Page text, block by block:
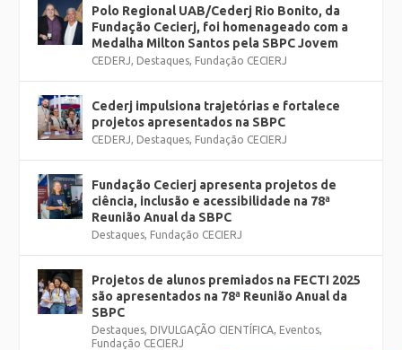
Polo Regional UAB/Cederj Rio Bonito, da
Fundação Cecierj, foi homenageado com a
Medalha Milton Santos pela SBPC Jovem
CEDERJ, Destaques, Fundação CECIERJ
Cederj impulsiona trajetórias e fortalece
projetos apresentados na SBPC
CEDERJ, Destaques, Fundação CECIERJ
Fundação Cecierj apresenta projetos de
ciência, inclusão e acessibilidade na 78ª
Reunião Anual da SBPC
Destaques, Fundação CECIERJ
Projetos de alunos premiados na FECTI 2025
são apresentados na 78ª Reunião Anual da
SBPC
Destaques, DIVULGAÇÃO CIENTÍFICA, Eventos,
Fundação CECIERJ